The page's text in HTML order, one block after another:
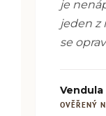
je
jeden z
se
Vendula
OVĚŘENÝ